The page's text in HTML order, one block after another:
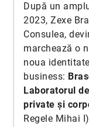
După un
2023, Zexe
Consulea,
marchează o
noua
business:
Laboratorul
private și
Regele Mihai